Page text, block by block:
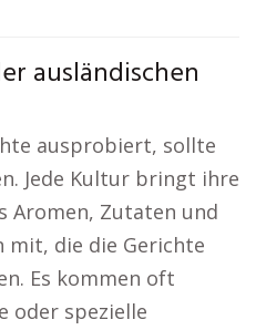
ausländischen
ausprobiert, sollte
Jede Kultur bringt ihre
Aromen, Zutaten und
die die Gerichte
Es kommen oft
oder spezielle